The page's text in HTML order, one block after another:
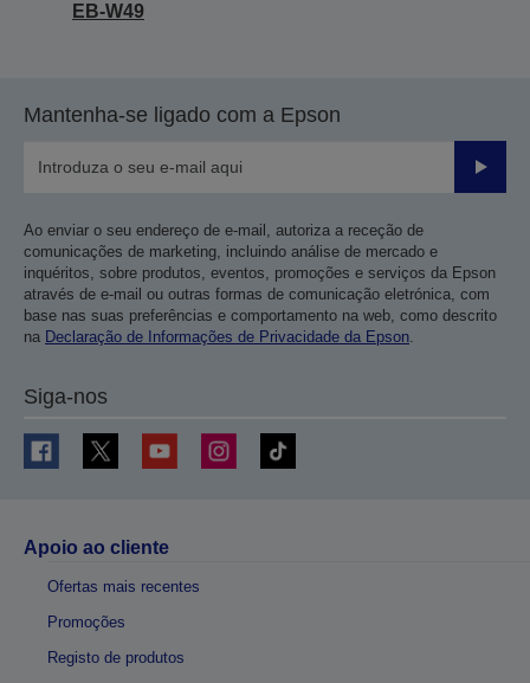
EB-W49
Mantenha-se ligado com a Epson
Enviar
Ao enviar o seu endereço de e-mail, autoriza a receção de
comunicações de marketing, incluindo análise de mercado e
inquéritos, sobre produtos, eventos, promoções e serviços da Epson
através de e-mail ou outras formas de comunicação eletrónica, com
base nas suas preferências e comportamento na web, como descrito
na Declaração de Informações de Privacidade da Epson.
Siga-nos
Apoio ao cliente
Ofertas mais recentes
Promoções
Registo de produtos